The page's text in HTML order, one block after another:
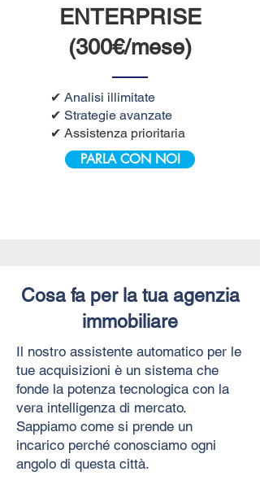
ENTERPRISE
(300€/mese)
✔ Analisi illimitate
✔ Strategie avanzate
✔ Assistenza prioritaria
PARLA CON NOI
Cosa fa per la tua agenzia
immobiliare
Il nostro assistente automatico per le
tue acquisizioni è un sistema che
fonde la potenza tecnologica con la
vera intelligenza di mercato.
Sappiamo come si prende un
incarico perché conosciamo ogni
angolo di questa città.